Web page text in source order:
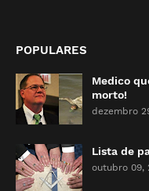
POPULARES
Medico
morto!
dezembro
Lista de
outubro 09,